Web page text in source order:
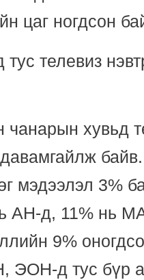
цаг ногдсон
хувьд
мэдээлэл 3%
АН-д, 11% нь
9%
д тус бүр